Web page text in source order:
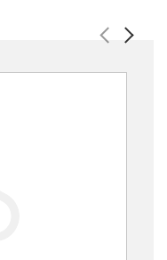
Previous
Next